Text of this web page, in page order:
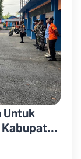
Untuk